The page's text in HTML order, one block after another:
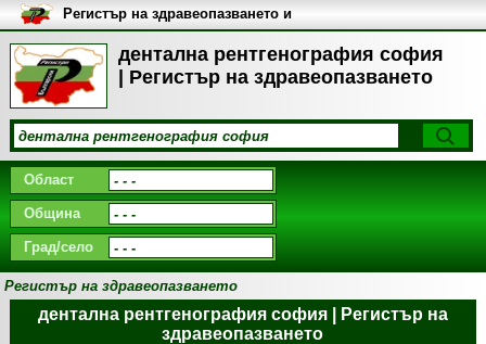
дентална рентгенография софия
| Регистър на здравеопазването
Регистър на здравеопазването и
медицинските заведения в
България
Област
Община
Град/село
Регистър на здравеопазването
дентална рентгенография софия | Регистър на
здравеопазването